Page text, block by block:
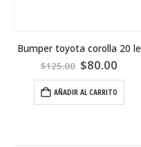
Bumper toyota corolla 20 le
$125.00 $80.00
AÑADIR AL CARRITO